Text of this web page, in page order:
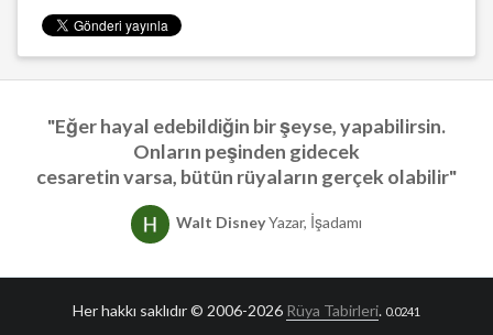
"Eğer hayal edebildiğin bir şeyse, yapabilirsin.
Onların peşinden gidecek
cesaretin varsa, bütün rüyaların gerçek olabilir"
Walt DisneyYazar, İşadamı
Her hakkı saklıdır © 2006-2026 Rüya Tabirleri. 0.0241